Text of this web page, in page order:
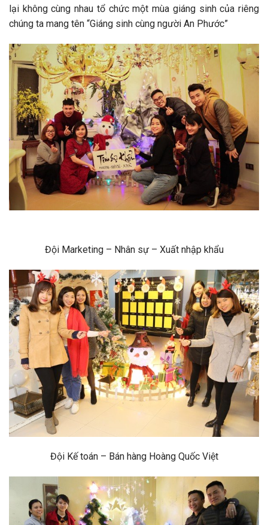
lại không cùng nhau tổ chức một mùa giáng sinh của riêng
chúng ta mang tên “Giáng sinh cùng người An Phước”
Đội Marketing – Nhân sự – Xuất nhập khẩu
Đội Kế toán – Bán hàng Hoàng Quốc Việt